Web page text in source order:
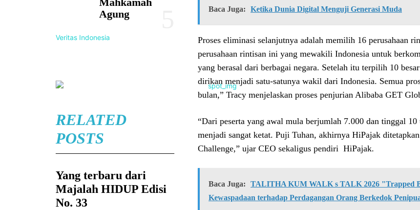
Agung
Veritas Indonesia
RELATED
POSTS
Yang terbaru dari
Majalah HIDUP Edisi
No. 33
Baca Juga: Ketika Dunia Digital Menguji Generasi Muda
Proses eliminasi selanjutnya adalah memilih 16 perusahaan
perusahaan rintisan ini yang mewakili Indonesia untuk
yang berasal dari berbagai negara. Setelah itu terpilih 10
dirikan menjadi satu-satunya wakil dari Indonesia. Semua
bulan,” Tracy menjelaskan proses penjurian Alibaba GET
“Dari peserta yang awal mula berjumlah 7.000 dan tinggal
menjadi sangat ketat. Puji Tuhan, akhirnya HiPajak
Challenge,” ujar CEO sekaligus pendiri HiPajak.
Baca Juga:
TALITHA KUM WALK s TALK 2026 "Trapped
Kewaspadaan terhadap Perdagangan Orang Berkedok